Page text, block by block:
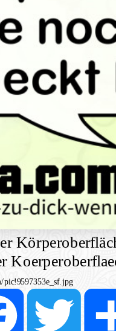
pic!9597353e_sf.jpg
Facebook